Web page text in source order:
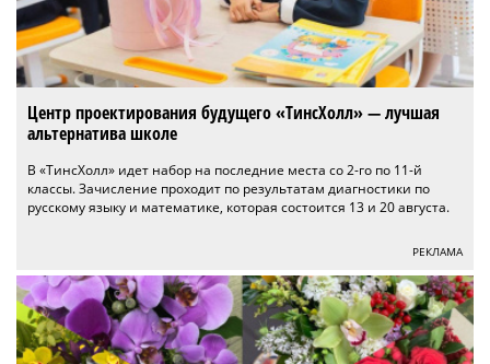
Центр проектирования будущего «ТинсХолл» — лучшая
альтернатива школе
В «ТинсХолл» идет набор на последние места со 2-го по 11-й
классы. Зачисление проходит по результатам диагностики по
русскому языку и математике, которая состоится 13 и 20 августа.
РЕКЛАМА